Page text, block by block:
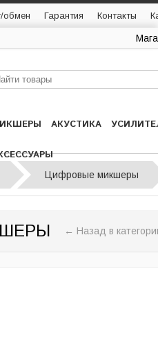
обмен Гарантия Контакты
АКУСТИКА
Цифровые микшеры
← Назад в